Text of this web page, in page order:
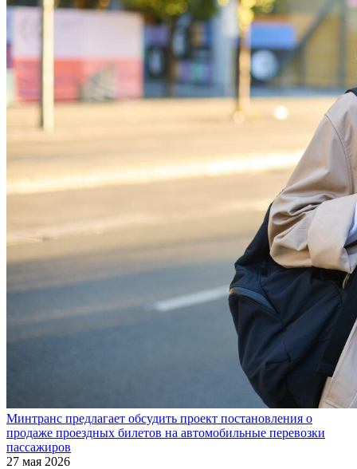
Минтранс предлагает обсудить проект постановления о
продаже проездных билетов на автомобильные перевозки
пассажиров
27 мая 2026